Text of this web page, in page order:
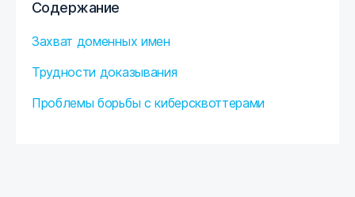
Содержание
Захват доменных имен
Трудности доказывания
Проблемы борьбы с киберсквоттерами